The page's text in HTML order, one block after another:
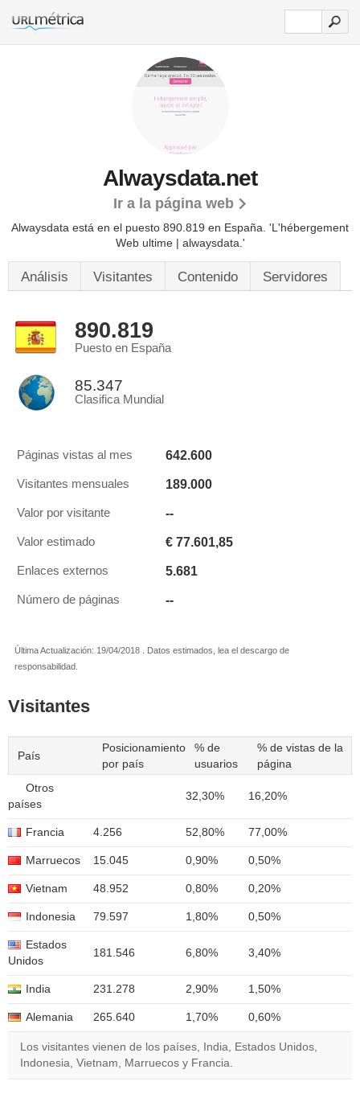
Alwaysdata.net
Ir a la página web
Alwaysdata está en el puesto 890.819 en España. 'L'hébergement
Web ultime | alwaysdata.'
Análisis Visitantes Contenido Servidores
890.819
Puesto en España
85.347
Clasifica Mundial
Páginas vistas al mes 642.600
Visitantes mensuales 189.000
Valor por visitante --
Valor estimado € 77.601,85
Enlaces externos 5.681
Número de páginas --
Última Actualización: 19/04/2018 . Datos estimados, lea el descargo de
responsabilidad.
Visitantes
País
Posicionamiento
por país
% de
usuarios
% de vistas de la
página
Otros
países
32,30% 16,20%
Francia 4.256 52,80% 77,00%
Marruecos 15.045 0,90% 0,50%
Vietnam 48.952 0,80% 0,20%
Indonesia 79.597 1,80% 0,50%
Estados
Unidos
181.546 6,80% 3,40%
India 231.278 2,90% 1,50%
Alemania 265.640 1,70% 0,60%
Los visitantes vienen de los países, India, Estados Unidos,
Indonesia, Vietnam, Marruecos y Francia.